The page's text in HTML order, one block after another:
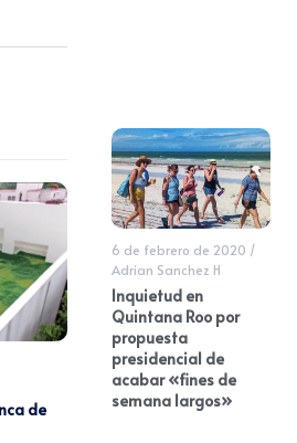
de
6 de febrero de 2020 /
Adrian Sanchez H
Inquietud en
Quintana Roo por
propuesta
presidencial de
acabar «fines de
semana largos»